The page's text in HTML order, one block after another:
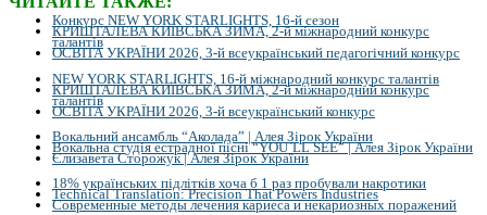
Конкурс NEW YORK STARLIGHTS, 16-й сезон
КРИШТАЛЕВА КИЇВСЬКА ЗИМА, 2-й міжнародний конкурс
талантів
ОСВІТА УКРАЇНИ 2026, 3-й всеукраїнський педагогічний конкурс
NEW YORK STARLIGHTS, 16-й міжнародний конкурс талантів
КРИШТАЛЕВА КИЇВСЬКА ЗИМА, 2-й міжнародний конкурс
талантів
ОСВІТА УКРАЇНИ 2026, 3-й всеукраїнський конкурс
Вокальний ансамбль “Аколада” | Алея Зірок України
Вокальна студія естрадної пісні “YOU`LL SEE” | Алея Зірок України
Єлизавета Сторожук | Алея Зірок України
18% українських підлітків хоча б 1 раз пробували накротики
Technical Translation: Precision That Powers Industries
Современные методы лечения кариеса и некариозных поражений